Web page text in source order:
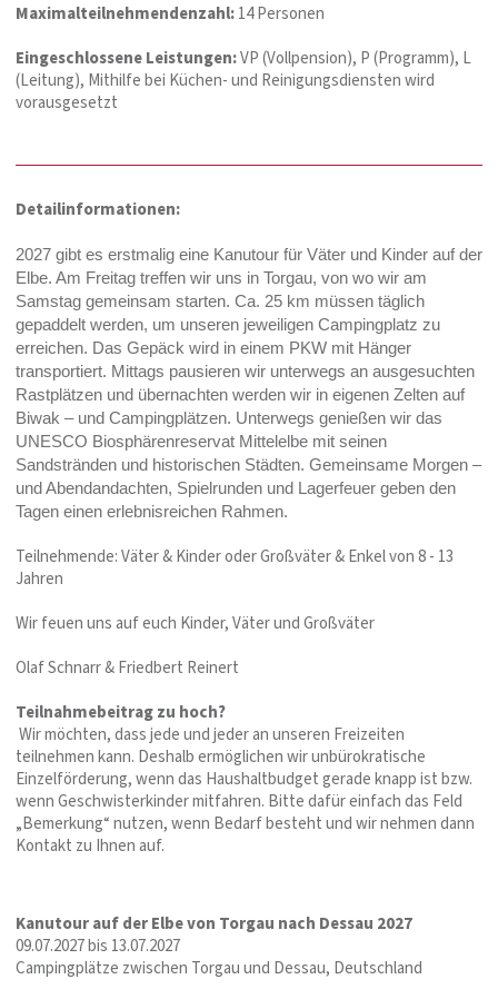
Maximalteilnehmendenzahl:14 Personen
Eingeschlossene Leistungen:VP (Vollpension), P (Programm), L
(Leitung), Mithilfe bei Küchen- und Reinigungsdiensten wird
vorausgesetzt
Detailinformationen:
2027 gibt es erstmalig eine Kanutour für Väter und Kinder auf der
Elbe. Am Freitag treffen wir uns in Torgau, von wo wir am
Samstag gemeinsam starten. Ca. 25 km müssen täglich
gepaddelt werden, um unseren jeweiligen Campingplatz zu
erreichen. Das Gepäck wird in einem PKW mit Hänger
transportiert. Mittags pausieren wir unterwegs an ausgesuchten
Rastplätzen und übernachten werden wir in eigenen Zelten auf
Biwak – und Campingplätzen. Unterwegs genießen wir das
UNESCO Biosphärenreservat Mittelelbe mit seinen
Sandstränden und historischen Städten. Gemeinsame Morgen –
und Abendandachten, Spielrunden und Lagerfeuer geben den
Tagen einen erlebnisreichen Rahmen.
Teilnehmende: Väter & Kinder oder Großväter & Enkel von 8 - 13
Jahren
Wir feuen uns auf euch Kinder, Väter und Großväter
Olaf Schnarr & Friedbert Reinert
Teilnahmebeitrag zu hoch?
Wir möchten, dass jede und jeder an unseren Freizeiten
teilnehmen kann. Deshalb ermöglichen wir unbürokratische
Einzelförderung, wenn das Haushaltbudget gerade knapp ist bzw.
wenn Geschwisterkinder mitfahren. Bitte dafür einfach das Feld
„Bemerkung“ nutzen, wenn Bedarf besteht und wir nehmen dann
Kontakt zu Ihnen auf.
Kanutour auf der Elbe von Torgau nach Dessau 2027
09.07.2027 bis 13.07.2027
Campingplätze zwischen Torgau und Dessau, Deutschland